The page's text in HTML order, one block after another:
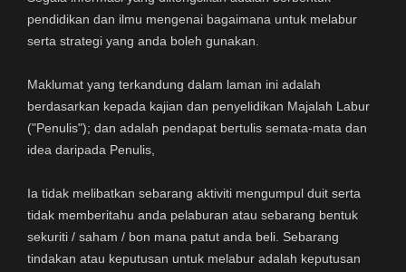
pendidikan dan ilmu mengenai bagaimana untuk melabur
serta strategi yang anda boleh gunakan.
Maklumat yang terkandung dalam laman ini adalah
berdasarkan kepada kajian dan penyelidikan Majalah Labur
("Penulis"); dan adalah pendapat bertulis semata-mata dan
idea daripada Penulis,
Ia tidak melibatkan sebarang aktiviti mengumpul duit serta
tidak memberitahu anda pelaburan atau sebarang bentuk
sekuriti / saham / bon mana patut anda beli. Sebarang
tindakan atau keputusan untuk melabur adalah keputusan